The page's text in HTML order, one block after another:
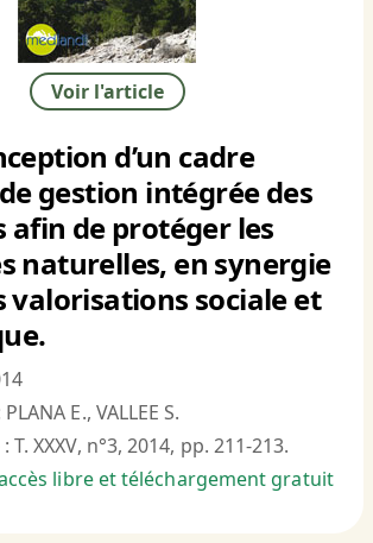
Voir l'article
d’un cadre
gestion intégrée des
de protéger les
naturelles, en synergie
valorisations sociale et
E., VALLEE S.
T. XXXV, n°3, 2014, pp. 211-213.
libre et téléchargement gratuit